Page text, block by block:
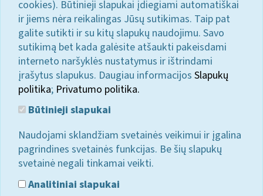
cookies). Būtinieji slapukai įdiegiami automatiškai
ir jiems nėra reikalingas Jūsų sutikimas. Taip pat
galite sutikti ir su kitų slapukų naudojimu. Savo
sutikimą bet kada galėsite atšaukti pakeisdami
interneto naršyklės nustatymus ir ištrindami
įrašytus slapukus. Daugiau informacijos Slapukų
politika; Privatumo politika.
Būtinieji slapukai
Naudojami sklandžiam svetainės veikimui ir įgalina
pagrindines svetainės funkcijas. Be šių slapukų
svetainė negali tinkamai veikti.
Analitiniai slapukai